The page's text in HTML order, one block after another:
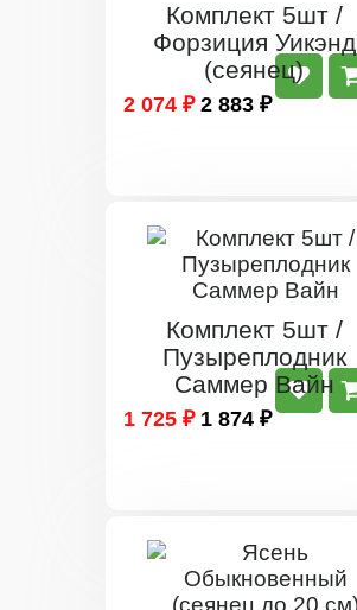
Комплект 5шт /
Форзиция Уикэнд
(сеянец)
2 074 ₽ 2 883 ₽
Комплект 5шт /
Пузыреплодник
Саммер Вайн
1 725 ₽ 1 874 ₽